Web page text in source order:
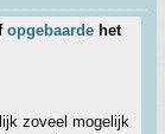
opgebaarde het
zoveel mogelijk